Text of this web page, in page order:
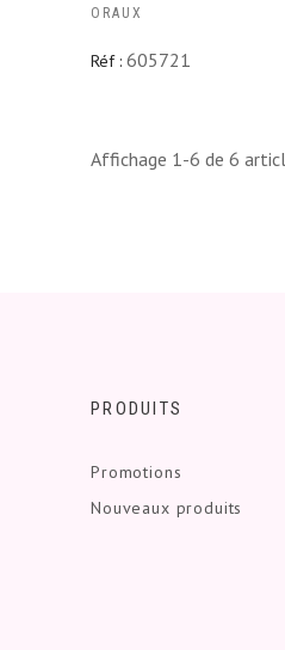
ORAUX
Réf : 605721
Affichage 1-6 de 6
PRODUITS
Promotions
Nouveaux produits